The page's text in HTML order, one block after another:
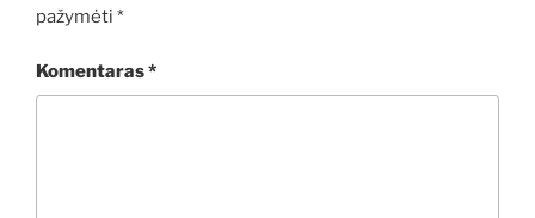
pažymėti *
Komentaras*